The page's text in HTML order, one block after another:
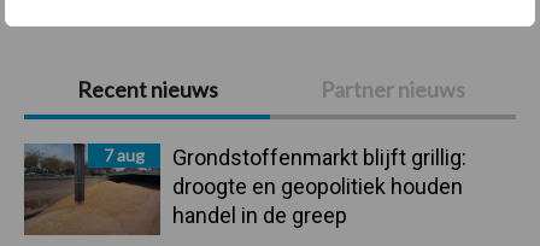
Primaire
Sidebar
Recent nieuws Partner nieuws
7 aug
Grondstoffenmarkt blijft grillig:
droogte en geopolitiek houden
handel in de greep